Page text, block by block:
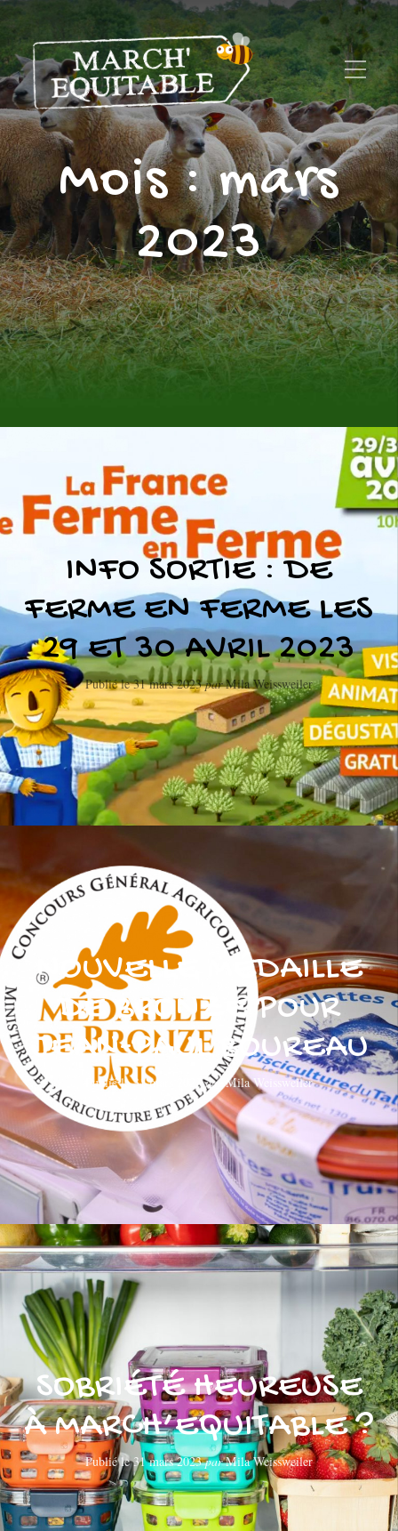
Mois :mars
2023
INFO SORTIE : DE
FERME EN FERME LES
29 ET 30 AVRIL 2023
Publié le31 mars 2023parMila Weissweiler
NOUVELLE MÉDAILLE
DE BRONZE POUR
JEAN-PAUL BOUREAU
Publié le31 mars 2023parMila Weissweiler
SOBRIÉTÉ HEUREUSE
À MARCH’EQUITABLE ?
Publié le31 mars 2023parMila Weissweiler